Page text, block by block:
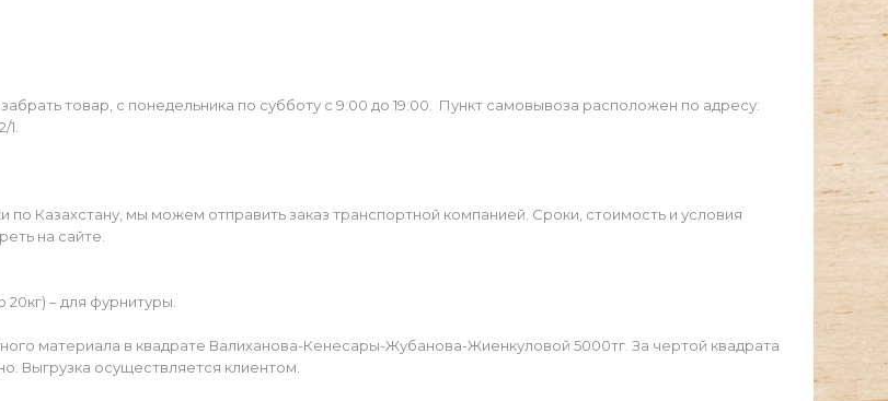
товар, с понедельника по субботу с 9:00 до 19:00. Пункт самовывоза расположен по адресу:
по Казахстану, мы можем отправить заказ транспортной компанией. Сроки, стоимость и условия
на сайте.
– для фурнитуры.
материала в квадрате Валиханова-Кенесары-Жубанова-Жиенкуловой 5000тг. За чертой квадрата
Выгрузка осуществляется клиентом.